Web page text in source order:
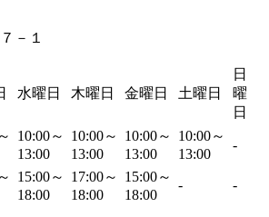
－１
水曜日 木曜日 金曜日 土曜日
日
曜
日
10:00～
13:00
10:00～
13:00
10:00～
13:00
10:00～
13:00
-
15:00～
18:00
17:00～
18:00
15:00～
18:00
- -